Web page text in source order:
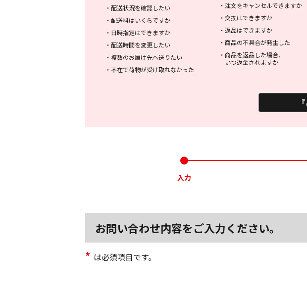
・ 配送状況を確認したい
・ 配送料はいくらですか
・ 日時指定はできますか
・ 配送時間を変更したい
・ 複数のお届け先へ送りたい
・ 不在で荷物が受け取れなかった
・ 注文をキャンセルできますか
・ 交換はできますか
・ 返品はできますか
・ 商品の不具合が発生した
・ 商品を返品した場合、
いつ返金されますか
入力
お問い合わせ内容をご入力ください。
* は必須項目です。